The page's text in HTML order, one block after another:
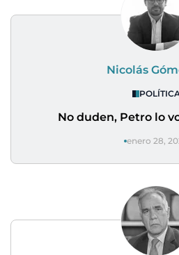
Nicolás
No duden, Petro lo
enero 28,